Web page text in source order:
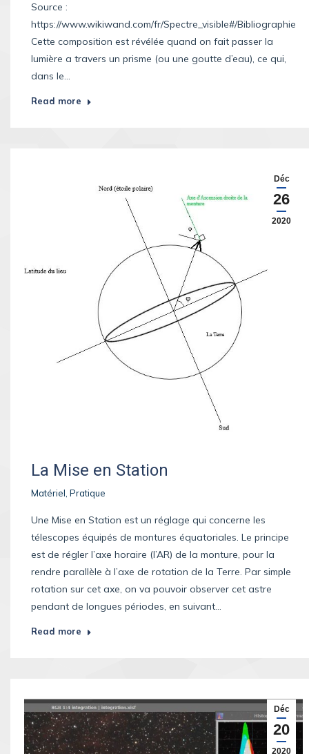
Source :
https://www.wikiwand.com/fr/Spectre_visible#/Bibliographie
Cette composition est révélée quand on fait passer la
lumière a travers un prisme (ou une goutte d’eau), ce qui,
dans le…
Read more
Déc
26
2020
La Mise en Station
Matériel Pratique
Une Mise en Station est un réglage qui concerne les
télescopes équipés de montures équatoriales. Le principe
est de régler l’axe horaire (l’AR) de la monture, pour la
rendre parallèle à l’axe de rotation de la Terre. Par simple
rotation sur cet axe, on va pouvoir observer cet astre
pendant de longues périodes, en suivant…
Read more
Déc
20
2020